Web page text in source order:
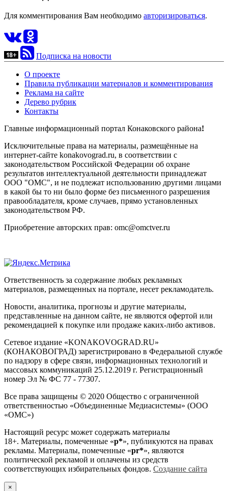
Для комментирования Вам необходимо авторизироваться.
Подписка на новости
О проекте
Правила публикации материалов и комментирования
Реклама на сайте
Дерево рубрик
Контакты
Главные информационный портал Конаковского района!
Исключительные права на материалы, размещённые на
интернет-сайте konakovograd.ru, в соответствии с
законодательством Российской Федерации об охране
результатов интеллектуальной деятельности принадлежат
ООО "ОМС", и не подлежат использованию другими лицами
в какой бы то ни было форме без письменного разрешения
правообладателя, кроме случаев, прямо установленных
законодательством РФ.
Приобретение авторских прав: omc@omctver.ru
Ответственность за содержание любых рекламных
материалов, размещенных на портале, несет рекламодатель.
Новости, аналитика, прогнозы и другие материалы,
представленные на данном сайте, не являются офертой или
рекомендацией к покупке или продаже каких-либо активов.
Сетевое издание «KONAKOVOGRAD.RU»
(КОНАКОВОГРАД) зарегистрировано в Федеральной службе
по надзору в сфере связи, информационных технологий и
массовых коммуникаций 25.12.2019 г. Регистрационный
номер Эл № ФС 77 - 77307.
Все права защищены © 2020 Общество с ограниченной
ответственностью «Объединенные Медиасистемы» (ООО
«ОМС»)
Настоящий ресурс может содержать материалы
18+. Материалы, помеченные «р*», публикуются на правах
рекламы. Материалы, помеченные «рr*», являются
политической рекламой и оплачены из средств
соответствующих избирательных фондов. Создание сайта
×